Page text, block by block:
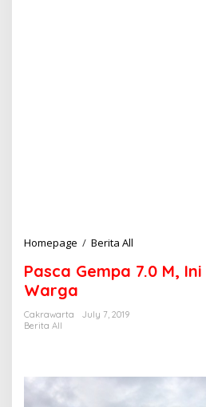
Homepage / Berita All
s
7
Pasca Gempa 7.0 M,
Warga
Cakrawarta
July 7, 2019
Berita All